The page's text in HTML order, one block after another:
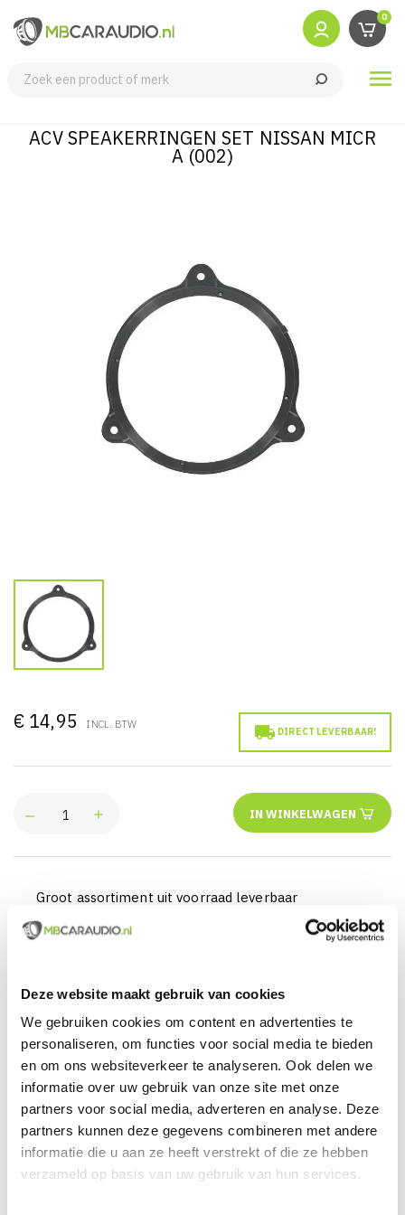
Deze website maakt gebruik van cookies
We gebruiken cookies om content en advertenties te
personaliseren, om functies voor social media te bieden
en om ons websiteverkeer te analyseren. Ook delen we
informatie over uw gebruik van onze site met onze
partners voor social media, adverteren en analyse. Deze
partners kunnen deze gegevens combineren met andere
informatie die u aan ze heeft verstrekt of die ze hebben
verzameld op basis van uw gebruik van hun services.
0

ACV SPEAKERRINGEN SET NISSAN MICR
A (002)
€ 14,95 INCL. BTW  DIRECT LEVERBAAR!
IN WINKELWAGEN
Groot assortiment uit voorraad leverbaar
Actueel en veelzijdig aanbod van producten
Gratis verzending vanaf € 99,00 euro (NL)
Servicegericht met kwaliteit boven kwantiteit
Internationaal verzonden met DHL en PostNL
Deskundig advies, telefonisch en per e-mail
Professionele montage mogelijk
Gemiddelde klantbeoordeling van 9,5 / 10